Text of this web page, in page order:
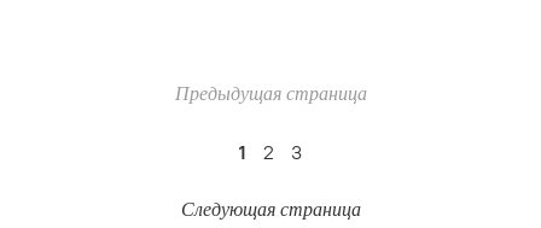
Предыдущая страница
1 2 3
Следующая страница